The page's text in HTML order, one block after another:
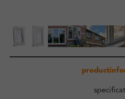
Inloggen